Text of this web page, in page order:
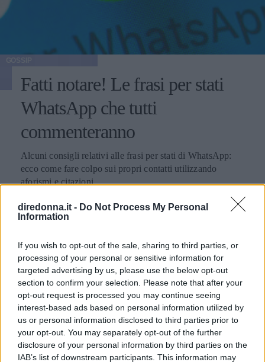
diredonna.it - Do Not Process My Personal
Information
If you wish to opt-out of the sale, sharing to third parties, or
processing of your personal or sensitive information for
targeted advertising by us, please use the below opt-out
section to confirm your selection. Please note that after your
opt-out request is processed you may continue seeing
interest-based ads based on personal information utilized by
us or personal information disclosed to third parties prior to
your opt-out. You may separately opt-out of the further
disclosure of your personal information by third parties on the
IAB’s list of downstream participants. This information may
Fatti notare! Le frasi per stati
WhatsApp che tutti
commenteranno
Alcuni consigli relativi alle frasi per stati di WhatsApp:
ecco come fare colpo sui propri contatti utilizzando
aforismi e citazioni.
PERDITA DURANGO